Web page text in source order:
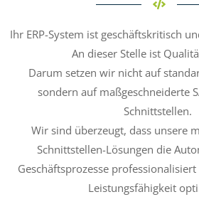
Ihr ERP-System ist geschäftskritisch
An dieser Stelle ist
Darum setzen wir nicht auf
sondern auf maßgeschneiderte
Schnittstellen.
Wir sind überzeugt, dass unsere
Schnittstellen-Lösungen die
Geschäftsprozesse
Leistungsfähigkeit